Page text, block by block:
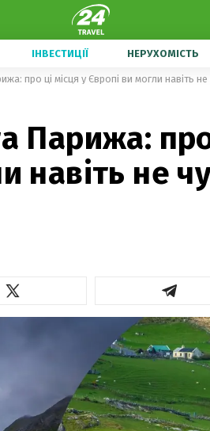
ІНВЕСТИЦІЇ НЕРУХОМІСТЬ
про ці місця у Європі ви могли навіть
Парижа:
навіть не